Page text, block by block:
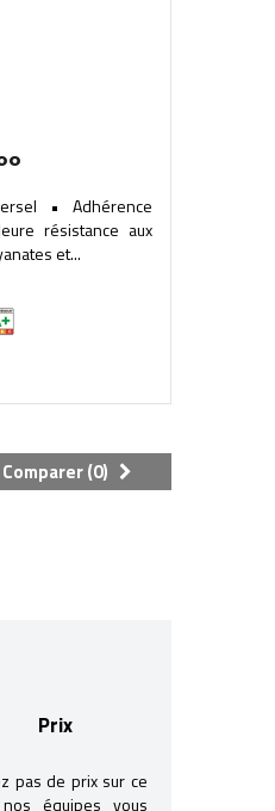
• Adhérence
résistance aux
et...
Comparer (0)
Prix
pas de prix sur ce
équipes vous